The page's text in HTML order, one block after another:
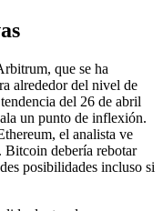
que se ha
alrededor del nivel de
del 26 de abril
un punto de inflexión.
el analista ve
Bitcoin debería rebotar
posibilidades incluso si